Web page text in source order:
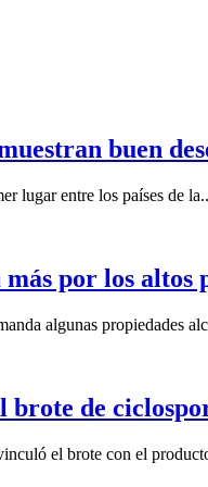
buen
lugar entre los países de
por los altos
algunas propiedades
brote de
el brote con el